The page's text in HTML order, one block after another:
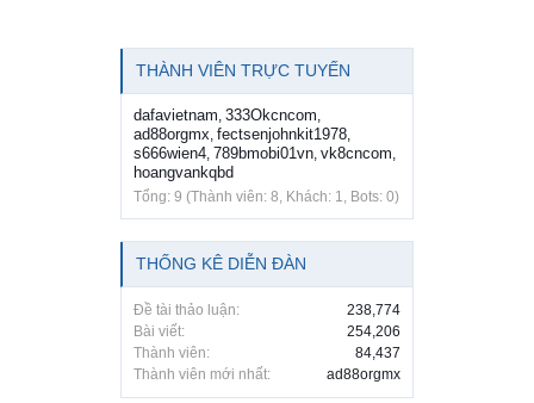
THÀNH VIÊN TRỰC TUYẾN
dafavietnam 333Okcncom
ad88orgmx fectsenjohnkit1978
s666wien4 789bmobi01vn vk8cncom
hoangvankqbd
Tổng: 9 (Thành viên: 8, Khách: 1, Bots: 0)
THỐNG KÊ DIỄN ĐÀN
Đề tài thảo luận:
238,774
Bài viết:
254,206
Thành viên:
84,437
Thành viên mới nhất:
ad88orgmx